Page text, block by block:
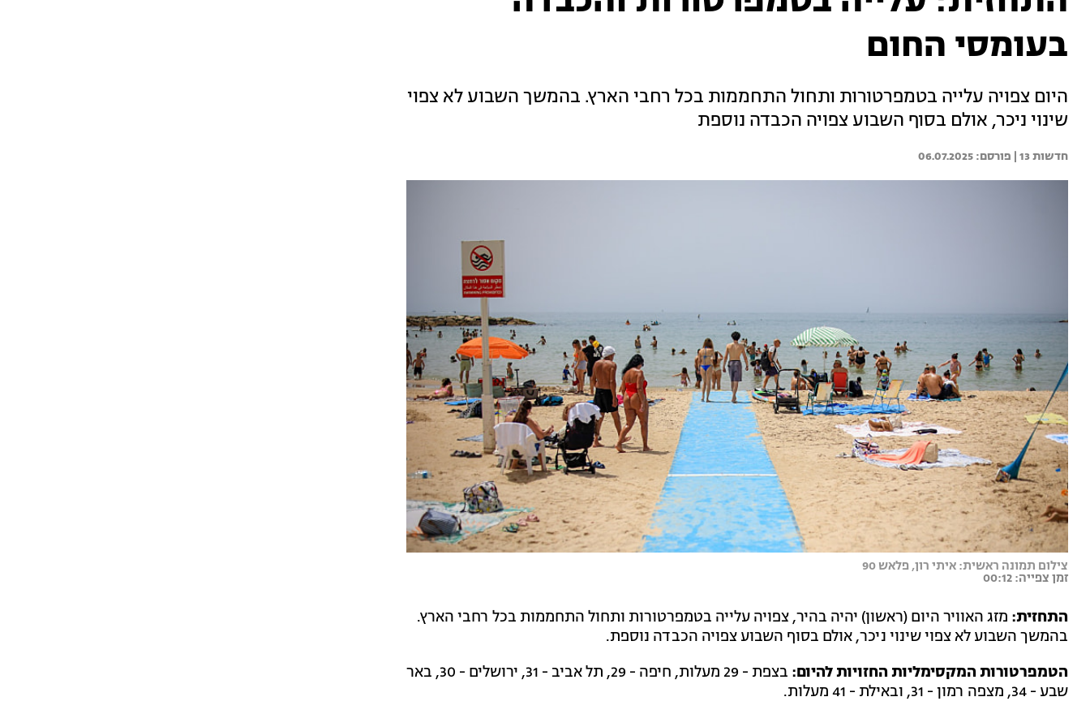
בעומסי החום
היום צפויה עלייה בטמפרטורות ותחול התחממות בכל רחבי הארץ. בהמשך השבוע לא צפוי
שינוי ניכר, אולם בסוף השבוע צפויה הכבדה נוספת
חדשות 13 | 06.07.2025
צילום תמונה ראשית: איתי רון, פלאש 90
זמן צפייה: 00:12
התחזית: מזג האוויר היום (ראשון) יהיה בהיר, צפויה עלייה בטמפרטורות ותחול התחממות בכל רחבי הארץ.
בהמשך השבוע לא צפוי שינוי ניכר, אולם בסוף השבוע צפויה הכבדה נוספת.
הטמפרטורות המקסימליות החזויות להיום:
בצפת - 29 מעלות, חיפה - 29, תל אביב - 31, ירושלים - 30, באר
שבע - 34, מצפה רמון - 31, ובאילת - 41 מעלות.